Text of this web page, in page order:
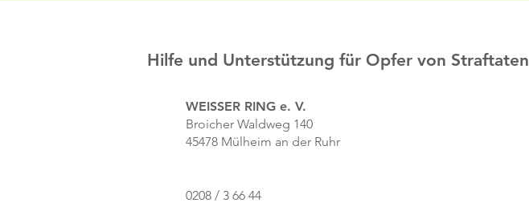
Hilfe und Unterstützung für Opfer von Straftaten
WEISSER RING e. V.
Broicher Waldweg 140
45478 Mülheim an der Ruhr
0208 / 3 66 44